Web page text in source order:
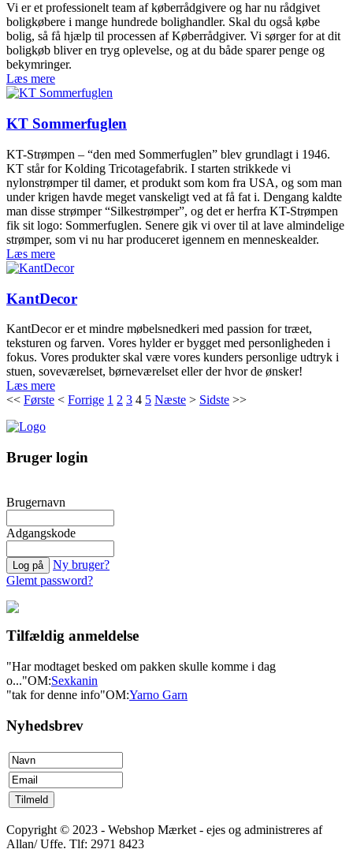
Vi er et professionelt team af køberrådgivere og har nu rådgivet
boligkøbere i mange hundrede bolighandler. Skal du også købe
bolig, så få hjælp til processen af Køberrådgiver. Vi sørger for at dit
boligkøb bliver en tryg oplevelse, og at du både sparer penge og
bekymringer.
Læs mere
KT Sommerfuglen
KT-Strømpen – “den med Sommerfuglen” blev grundlagt i 1946.
KT står for Kolding Tricotagefabrik. I starten strikkede vi
nylonstrømper til damer, et produkt som kom fra USA, og som man
under krigen havde meget vanskeligt ved at få fat i. Dengang kaldte
man disse strømper “Silkestrømper”, og det er herfra KT-Strømpen
fik sit logo: Sommerfuglen. Senere gik vi over til at lave almindelige
strømper, som vi nu har produceret igennem en menneskealder.
Læs mere
KantDecor
KantDecor er et mindre møbelsnedkeri med passion for træet,
teksturen og farven. Vores hylder er bygget med personligheden i
fokus. Vores produkter skal være vores kunders personlige udtryk i
stuen, soveværelset, børneværelset eller der hvor de ønsker!
Læs mere
<< Første < Forrige 1 2 3 4 5 Næste > Sidste >>
Bruger login
Brugernavn
Adgangskode
Ny bruger?
Glemt password?
Tilfældig anmeldelse
"Har modtaget besked om pakken skulle komme i dag
o..."OM:Sexkanin
"tak for denne info"OM:Yarno Garn
Nyhedsbrev
Copyright © 2023 - Webshop Mærket - ejes og administreres af
Allan/ Uffe. Tlf: 2971 8423